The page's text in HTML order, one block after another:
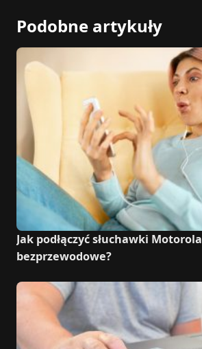
Podobne artykuły
Jak podłączyć słuchawki Motorola
bezprzewodowe?